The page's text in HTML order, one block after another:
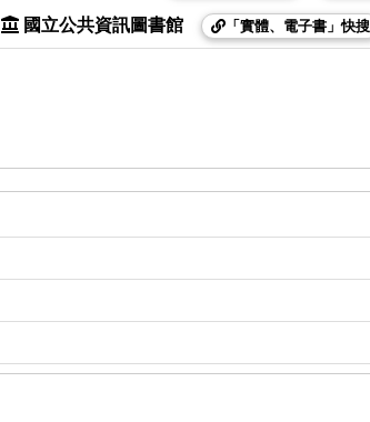
國立公共資訊圖書館 「實體、電子書」快搜